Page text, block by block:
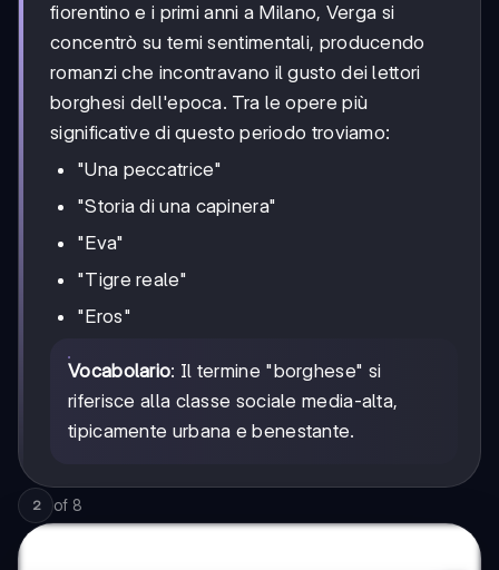
fiorentino e i primi anni a Milano, Verga si
concentrò su temi sentimentali, producendo
romanzi che incontravano il gusto dei lettori
borghesi dell'epoca. Tra le opere più
significative di questo periodo troviamo:
"Una peccatrice"
"Storia di una capinera"
"Eva"
"Tigre reale"
"Eros"
Vocabolario: Il termine "borghese" si
riferisce alla classe sociale media-alta,
tipicamente urbana e benestante.
2 of 8